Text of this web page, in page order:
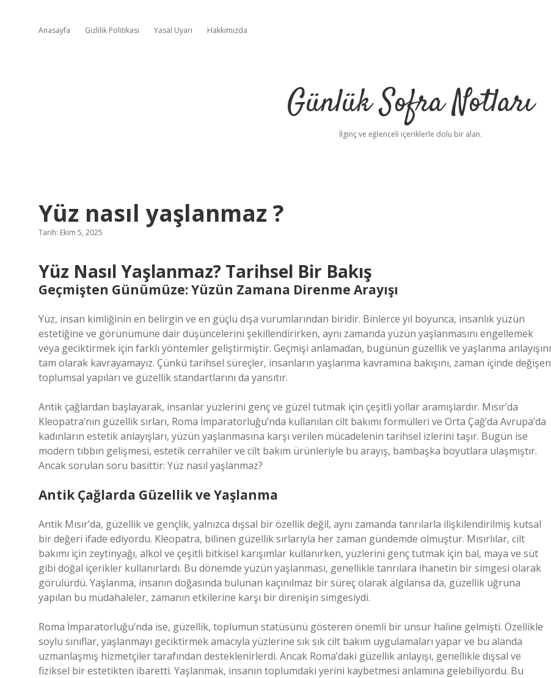
Anasayfa Gizlilik Politikası Yasal Uyarı Hakkımızda
Günlük Sofra Notları
İlginç ve eğlenceli içeriklerle dolu bir alan.
Yüz nasıl yaşlanmaz ?
Tarih: Ekim 5, 2025
Yüz Nasıl Yaşlanmaz? Tarihsel Bir Bakış
Geçmişten Günümüze: Yüzün Zamana Direnme Arayışı
Yüz, insan kimliğinin en belirgin ve en güçlü dışa vurumlarından biridir. Binlerce yıl boyunca, insanlık yüzün
estetiğine ve görünümüne dair düşüncelerini şekillendirirken, aynı zamanda yüzün yaşlanmasını engellemek
veya geciktirmek için farklı yöntemler geliştirmiştir. Geçmişi anlamadan, bugünün güzellik ve yaşlanma anlayışını
tam olarak kavrayamayız. Çünkü tarihsel süreçler, insanların yaşlanma kavramına bakışını, zaman içinde değişen
toplumsal yapıları ve güzellik standartlarını da yansıtır.
Antik çağlardan başlayarak, insanlar yüzlerini genç ve güzel tutmak için çeşitli yollar aramışlardır. Mısır’da
Kleopatra’nın güzellik sırları, Roma İmparatorluğu’nda kullanılan cilt bakımı formülleri ve Orta Çağ’da Avrupa’da
kadınların estetik anlayışları, yüzün yaşlanmasına karşı verilen mücadelenin tarihsel izlerini taşır. Bugün ise
modern tıbbın gelişmesi, estetik cerrahiler ve cilt bakım ürünleriyle bu arayış, bambaşka boyutlara ulaşmıştır.
Ancak sorulan soru basittir: Yüz nasıl yaşlanmaz?
Antik Çağlarda Güzellik ve Yaşlanma
Antik Mısır’da, güzellik ve gençlik, yalnızca dışsal bir özellik değil, aynı zamanda tanrılarla ilişkilendirilmiş kutsal
bir değeri ifade ediyordu. Kleopatra, bilinen güzellik sırlarıyla her zaman gündemde olmuştur. Mısırlılar, cilt
bakımı için zeytinyağı, alkol ve çeşitli bitkisel karışımlar kullanırken, yüzlerini genç tutmak için bal, maya ve süt
gibi doğal içerikler kullanırlardı. Bu dönemde yüzün yaşlanması, genellikle tanrılara ihanetin bir simgesi olarak
görülürdü. Yaşlanma, insanın doğasında bulunan kaçınılmaz bir süreç olarak algılansa da, güzellik uğruna
yapılan bu müdahaleler, zamanın etkilerine karşı bir direnişin simgesiydi.
Roma İmparatorluğu’nda ise, güzellik, toplumun statüsünü gösteren önemli bir unsur haline gelmişti. Özellikle
soylu sınıflar, yaşlanmayı geciktirmek amacıyla yüzlerine sık sık cilt bakım uygulamaları yapar ve bu alanda
uzmanlaşmış hizmetçiler tarafından desteklenirlerdi. Ancak Roma’daki güzellik anlayışı, genellikle dışsal ve
fiziksel bir estetikten ibaretti. Yaşlanmak, insanın toplumdaki yerini kaybetmesi anlamına gelebiliyordu. Bu